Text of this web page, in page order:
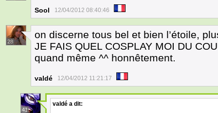
Sool 12/04/2012 08:40:46
28
on discerne tous bel et bien l’étoile,
JE FAIS QUEL COSPLAY MOI DU
quand même ^^ honnêtement.
valdé 12/04/2012 11:21:17
41
valdé a dit: